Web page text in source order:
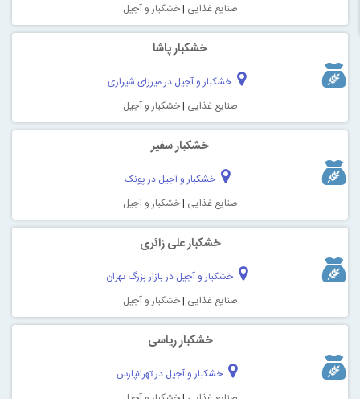
صنایع غذایی |خشکبار و آجیل
خشکبار پاشا
خشکبار و آجیل در میرزای شیرازی
صنایع غذایی |خشکبار و آجیل
خشکبار سفیر
خشکبار و آجیل در پونک
صنایع غذایی |خشکبار و آجیل
خشکبار علی زائری
خشکبار و آجیل در بازار بزرگ تهران
صنایع غذایی |خشکبار و آجیل
خشکبار ریاسی
خشکبار و آجیل در تهرانپارس